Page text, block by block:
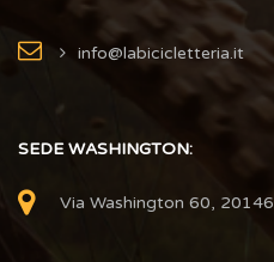
info@labicicletteria.it
SEDE WASHINGTON:
Via Washington 60, 20146